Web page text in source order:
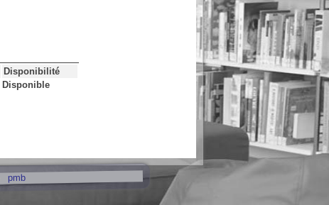
Disponibilité
Disponible
pmb